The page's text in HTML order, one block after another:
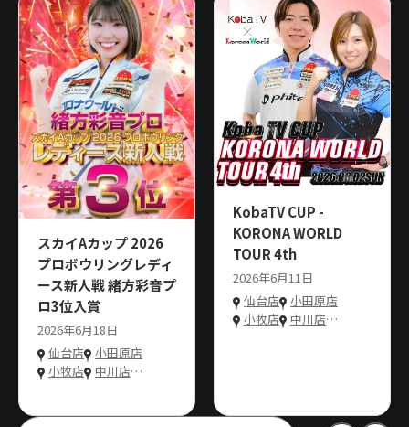
スカイAカップ 2026
プロボウリングレディ
ース新人戦 緒方彩音プ
ロ3位入賞
2026年6月18日
仙台店
小田原店
小牧店
中川店…
KobaTV CUP -
KORONA WORLD
TOUR 4th
2026年6月11日
仙台店
小田原店
小牧店
中川店…